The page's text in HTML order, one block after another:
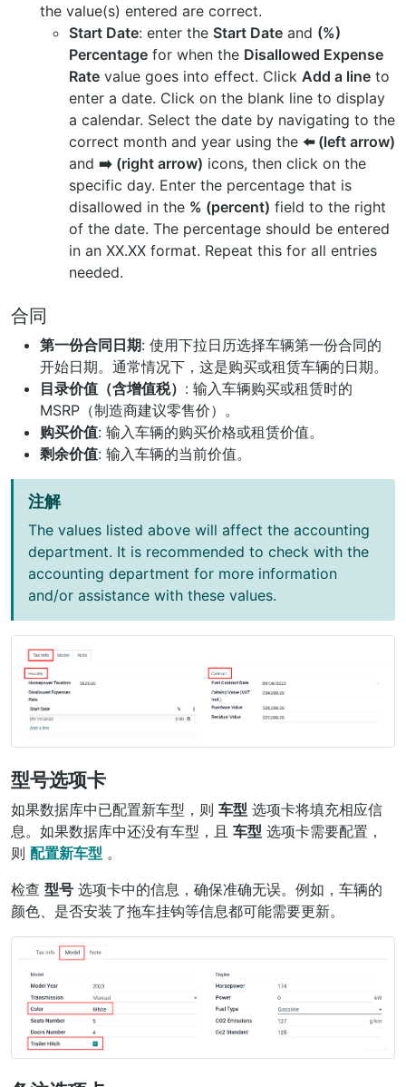
the value(s) entered are correct.
Start Date: enter the Start Date and (%)
Percentage for when the Disallowed Expense
Rate value goes into effect. Click Add a line to
enter a date. Click on the blank line to display
a calendar. Select the date by navigating to the
correct month and year using the ⬅️ (left arrow)
and ➡️ (right arrow) icons, then click on the
specific day. Enter the percentage that is
disallowed in the % (percent) field to the right
of the date. The percentage should be entered
in an XX.XX format. Repeat this for all entries
needed.
合同
第一份合同日期: 使用下拉日历选择车辆第一份合同的
开始日期。通常情况下，这是购买或租赁车辆的日期。
目录价值（含增值税） : 输入车辆购买或租赁时的
MSRP（制造商建议零售价）。
购买价值: 输入车辆的购买价格或租赁价值。
剩余价值: 输入车辆的当前价值。
注解
The values listed above will affect the accounting
department. It is recommended to check with the
accounting department for more information
and/or assistance with these values.
型号选项卡
如果数据库中已配置新车型，则 车型 选项卡将填充相应信
息。如果数据库中还没有车型，且 车型 选项卡需要配置，
则 配置新车型 。
检查 型号 选项卡中的信息，确保准确无误。例如，车辆的
颜色、是否安装了拖车挂钩等信息都可能需要更新。